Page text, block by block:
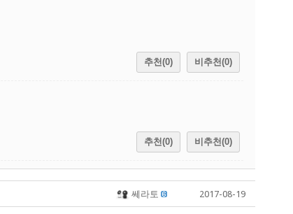
추천(0) 비추천(0)
추천(0) 비추천(0)
쎄라토 2017-08-19